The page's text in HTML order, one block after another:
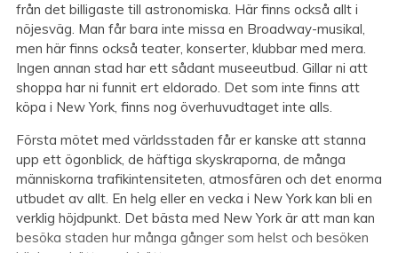
från det billigaste till astronomiska. Här finns också allt i
nöjesväg. Man får bara inte missa en Broadway-musikal,
men här finns också teater, konserter, klubbar med mera.
Ingen annan stad har ett sådant museeutbud. Gillar ni att
shoppa har ni funnit ert eldorado. Det som inte finns att
köpa i New York, finns nog överhuvudtaget inte alls.
Första mötet med världsstaden får er kanske att stanna
upp ett ögonblick, de häftiga skyskraporna, de många
människorna trafikintensiteten, atmosfären och det enorma
utbudet av allt. En helg eller en vecka i New York kan bli en
verklig höjdpunkt. Det bästa med New York är att man kan
besöka staden hur många gånger som helst och besöken